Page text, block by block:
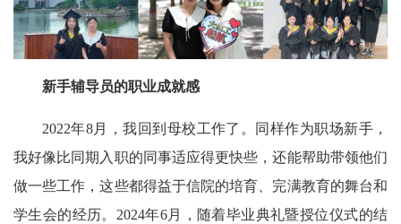
新手辅导员的职业成就感
2022年8月，我回到母校工作了。同样作为职场新手，
我好像比同期入职的同事适应得更快些，还能帮助带领他们
做一些工作，这些都得益于信院的培育、完满教育的舞台和
学生会的经历。2024年6月，随着毕业典礼暨授位仪式的结